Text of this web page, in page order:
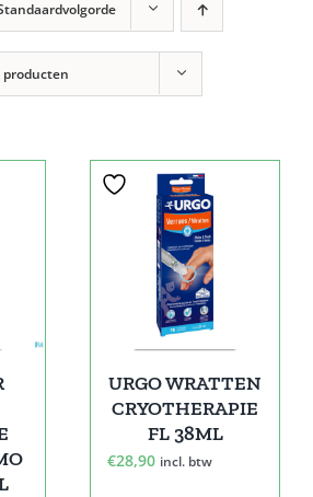
producten
URGO WRATTEN
CRYOTHERAPIE
FL 38ML
€28,90 incl. btw